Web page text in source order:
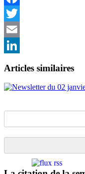
Facebook
Twitter
Email
Articles similaires